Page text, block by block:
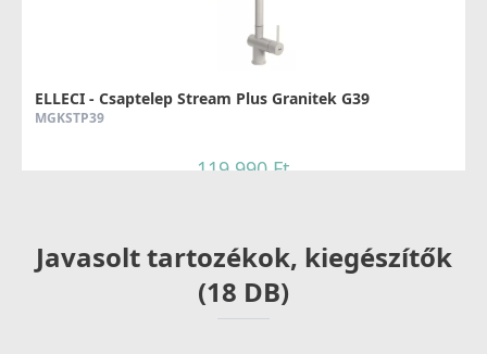
ELLECI - Csaptelep Stream Plus Granitek G39
MGKSTP39
119 990 Ft
Javasolt tartozékok, kiegészítők
(18 DB)